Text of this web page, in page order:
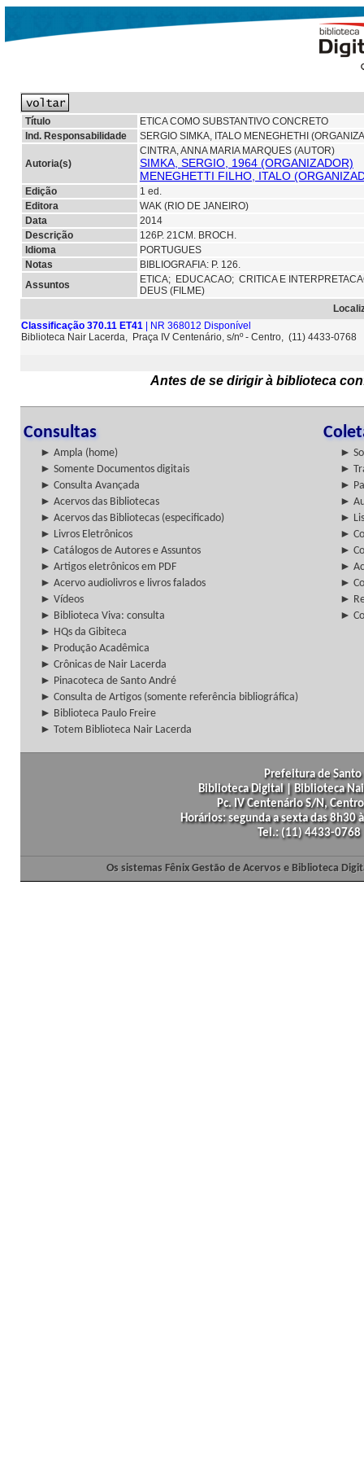
Título
ETICA COMO SUBSTANTIVO CONCRETO
Ind. Responsabilidade
SERGIO SIMKA, ITALO MENEGHETHI
Autoria(s)
CINTRA, ANNA MARIA MARQUES (AUTOR)
SIMKA, SERGIO, 1964 (ORGANIZADOR)
MENEGHETTI FILHO, ITALO
Edição
1 ed.
Editora
WAK (RIO DE JANEIRO)
Data
2014
Descrição
126P. 21CM. BROCH.
Idioma
PORTUGUES
Notas
BIBLIOGRAFIA: P. 126.
Assuntos
ETICA; EDUCACAO; CRITICA E
DEUS (FILME)
Classificação 370.11 ET41 | NR 368012 Disponível
Biblioteca Nair Lacerda, Praça IV Centenário, s/nº - Centro, (11) 4433-0768
Antes de se dirigir à biblioteca
Consultas
► Ampla (home)
►
► Somente Documentos digitais
►
► Consulta Avançada
►
► Acervos das Bibliotecas
►
► Acervos das Bibliotecas (especificado)
►
► Livros Eletrônicos
►
► Catálogos de Autores e Assuntos
►
► Artigos eletrônicos em PDF
►
► Acervo audiolivros e livros falados
►
► Vídeos
►
► Biblioteca Viva: consulta
►
► HQs da Gibiteca
► Produção Acadêmica
► Crônicas de Nair Lacerda
► Pinacoteca de Santo André
► Consulta de Artigos (somente referência bibliográfica)
► Biblioteca Paulo Freire
► Totem Biblioteca Nair Lacerda
Prefeitura de
Biblioteca Digital | Biblioteca
Pc. IV Centenário S/N,
Horários: segunda a sexta das
Tel.: (11) 4433-
Os sistemas Fênix Gestão de Acervos e Biblioteca